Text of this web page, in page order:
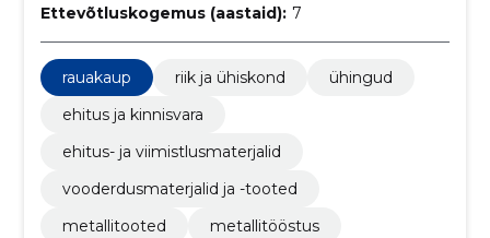
Ettevõtluskogemus (aastaid): 7
rauakaup riik ja ühiskond
ühingud
ehitus ja kinnisvara
ehitus- ja viimistlusmaterjalid
vooderdusmaterjalid ja -tooted
metallitooted
metallitööstus